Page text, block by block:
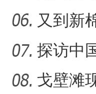
以成中
又到新
落实棉
何
探访中
馆：“
戈壁滩